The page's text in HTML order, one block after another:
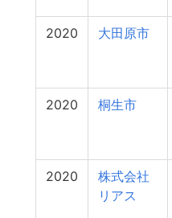
2020 大田原市
2020 桐生市
2020
株式会社
リアス